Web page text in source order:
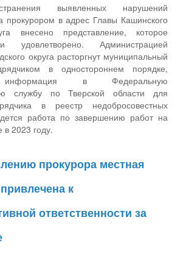
выявленных нарушений
прокурором в адрес Главы Кашинского
внесено представление, которое
удовлетворено. Администрацией
округа расторгнут муниципальный
в одностороннем порядке,
информация в Федеральную
службу по Тверской области для
в реестр недобросовестных
работа по завершению работ на
в 2023 году.
прокурора местная
к
ответственности за